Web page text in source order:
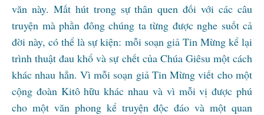
văn này. Mất hút trong sự thân quen đối với các câu
truyện mà phần đông chúng ta từng được nghe suốt cả
đời này, có thể là sự kiện: mỗi soạn giả Tin Mừng kể lại
trình thuật đau khổ và sự chết của Chúa Giêsu một cách
khác nhau hẳn. Vì mỗi soạn giả Tin Mừng viết cho một
cộng đoàn Kitô hữu khác nhau và vì mỗi vị được phú
cho một văn phong kể truyện độc đáo và một quan